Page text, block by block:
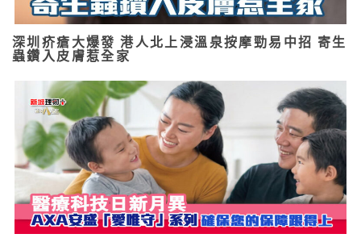
深圳疥瘡大爆發 港人北上浸溫泉按摩勁易中招 寄生
蟲鑽入皮膚惹全家